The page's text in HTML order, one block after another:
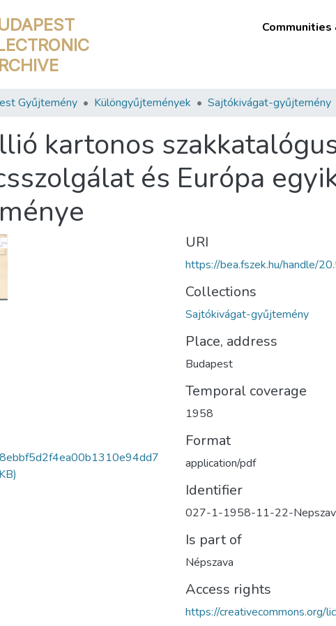
RCHIVE
Gyűjtemény Különgyűjtemények Sajtókivágat-gyűjtemény
kartonos
és Európa
URI
https://bea.fszek.hu/handle/
Collections
Sajtókivágat-gyűjtemény
Place, address
Budapest
Temporal coverage
1958
Format
application/pdf
Identifier
027-1-1958-11-22-
Is part of
Népszava
Access rights
https://creativecommons.org/